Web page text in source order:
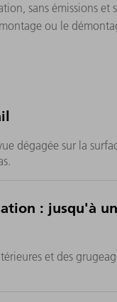
sans émissions et
ou le
dégagée sur la
: jusqu'à
et des